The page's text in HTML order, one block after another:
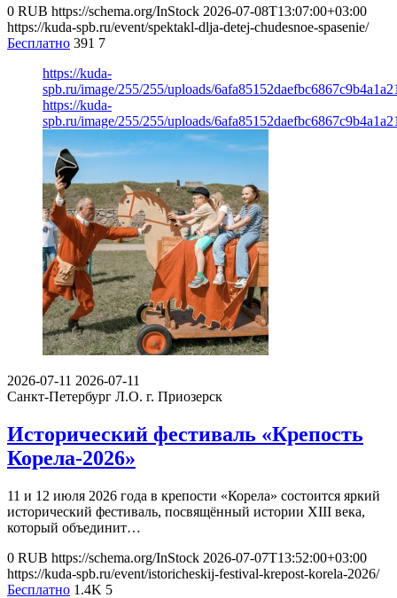
0 RUB https://schema.org/InStock 2026-07-08T13:07:00+03:00
https://kuda-spb.ru/event/spektakl-dlja-detej-chudesnoe-spasenie/
Бесплатно 391 7
https://kuda-
spb.ru/image/255/255/uploads/
https://kuda-
spb.ru/image/255/255/uploads/
2026-07-11 2026-07-11
Санкт-Петербург Л.О. г. Приозерск
Исторический фестиваль «Крепость
Корела-2026»
11 и 12 июля 2026 года в крепости «Корела» состоится яркий
исторический фестиваль, посвящённый истории XIII века,
который объединит…
0 RUB https://schema.org/InStock 2026-07-07T13:52:00+03:00
https://kuda-spb.ru/event/istoricheskij-festival-krepost-korela-2026/
Бесплатно 1.4K 5